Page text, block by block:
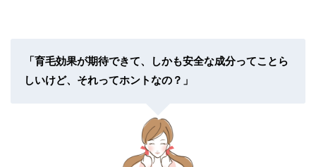
「育毛効果が期待できて、しかも安全な成分ってことら
しいけど、それってホントなの？」